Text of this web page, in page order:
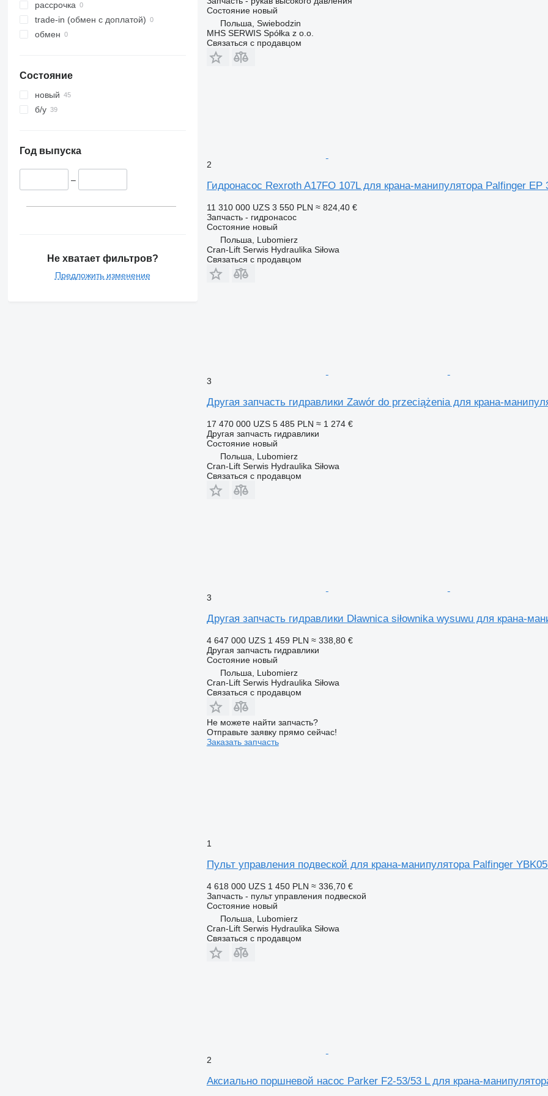
Unimog
V-Class
Vario
Midlum
Premium
Sandero
TRM
Trafic
Twingo
Terberg
V40
V60
VNL
XC
рассрочка
trade-in (обмен с доплатой)
обмен
Состояние
новый
б/у
Год выпуска
–
Не хватает фильтров?
Предложить изменение
Состояниеновый
Польша, Swiebodzin
MHS SERWIS Spółka z o.o.
Связаться с продавцом
2
Гидронасос Rexroth A17FO 107L для крана-манипулятора Palfinger EP
11 310 000 UZS 3 550 PLN ≈ 824,40 €
Запчасть - гидронасос
Состояниеновый
Польша, Lubomierz
Cran-Lift Serwis Hydraulika Siłowa
Связаться с продавцом
3
Другая запчасть гидравлики Zawór do przeciążenia для крана-
17 470 000 UZS 5 485 PLN ≈ 1 274 €
Другая запчасть гидравлики
Состояниеновый
Польша, Lubomierz
Cran-Lift Serwis Hydraulika Siłowa
Связаться с продавцом
3
Другая запчасть гидравлики Dławnica siłownika wysuwu для крана-
4 647 000 UZS 1 459 PLN ≈ 338,80 €
Другая запчасть гидравлики
Состояниеновый
Польша, Lubomierz
Cran-Lift Serwis Hydraulika Siłowa
Связаться с продавцом
Не можете найти запчасть?
Отправьте заявку прямо сейчас!
Заказать запчасть
1
Пульт управления подвеской для крана-манипулятора Palfinger
4 618 000 UZS 1 450 PLN ≈ 336,70 €
Запчасть - пульт управления подвеской
Состояниеновый
Польша, Lubomierz
Cran-Lift Serwis Hydraulika Siłowa
Связаться с продавцом
2
Аксиально поршневой насос Parker F2-53/53 L для крана-